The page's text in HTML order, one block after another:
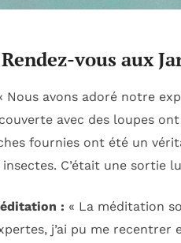
vous aux
Nous avons adoré notre
avec des loupes
fournies ont été un
C’était une sortie
: « La méditation
j’ai pu me